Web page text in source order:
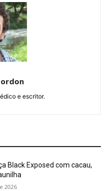
e escritor.
Black Exposed com cacau,
2026